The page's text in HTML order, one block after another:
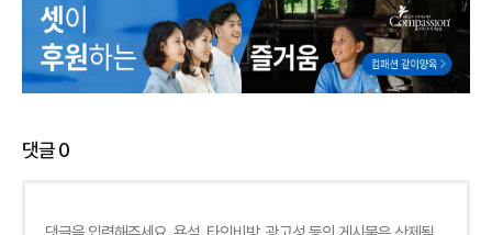
댓글0